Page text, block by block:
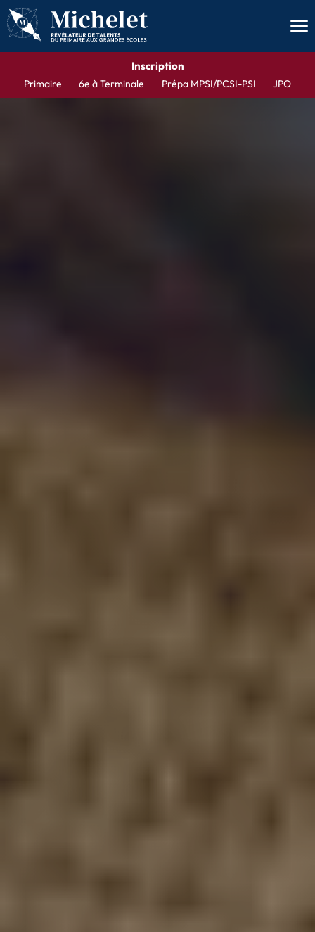
Inscription
Primaire 6e à Terminale Prépa MPSI/PCSI-PSI JPO